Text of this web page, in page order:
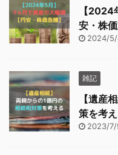
【
安・株価
2024/
雑記
【遺産
策を考
2023/